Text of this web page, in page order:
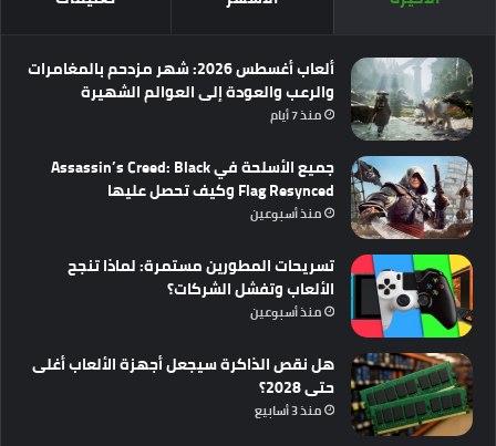
ألعاب أغسطس 2026: شهر مزدحم بالمغامرات
والرعب والعودة إلى العوالم الشهيرة
منذ 7 أيام
جميع الأسلحة في Assassin’s Creed: Black
Flag Resynced وكيف تحصل عليها
منذ أسبوعين
تسريحات المطورين مستمرة: لماذا تنجح
الألعاب وتفشل الشركات؟
منذ أسبوعين
هل نقص الذاكرة سيجعل أجهزة الألعاب أغلى
حتى 2028؟
منذ 3 أسابيع